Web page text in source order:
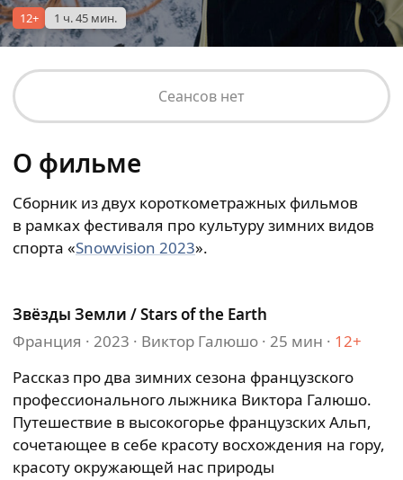
12+ 1 ч. 45 мин.
Сеансов нет
О фильме
Сборник из двух короткометражных фильмов
в рамках фестиваля про культуру зимних видов
спорта «Snowvision 2023».
Звёзды Земли / Stars of the Earth
Франция ⸱ 2023 ⸱ Виктор Галюшо ⸱ 25 мин ⸱ 12+
Рассказ про два зимних сезона французского
профессионального лыжника Виктора Галюшо.
Путешествие в высокогорье французских Альп,
сочетающее в себе красоту восхождения на гору,
красоту окружающей нас природы